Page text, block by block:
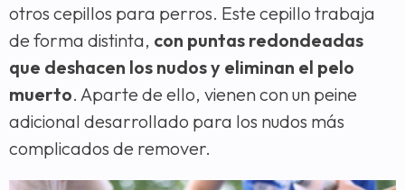
otros cepillos para perros. Este cepillo trabaja
de forma distinta, con puntas redondeadas
que deshacen los nudos y eliminan el pelo
muerto. Aparte de ello, vienen con un peine
adicional desarrollado para los nudos más
complicados de remover.